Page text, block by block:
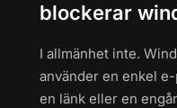
blockerar
I allmänhet inte.
använder en enkel
en länk eller en